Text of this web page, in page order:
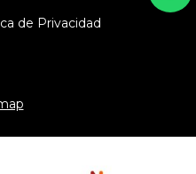
de Privacidad